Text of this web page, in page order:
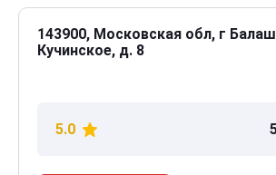
143900, Московская обл, г
Кучинское, д. 8
5.0